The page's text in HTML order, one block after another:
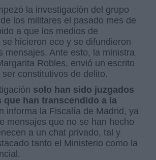
la investigación del grupo
los militares el pasado mes de
a que los medios de
hicieron eco y se difundieron
mensajes. Ante esto, la ministra
Robles, envió un escrito
constitutivos de delito.
solo han sido juzgados
que han transcendido a la
informa la Fiscalía de Madrid, ya
mensajes que no se han hecho
a un chat privado, tal y
tanto el Ministerio como la